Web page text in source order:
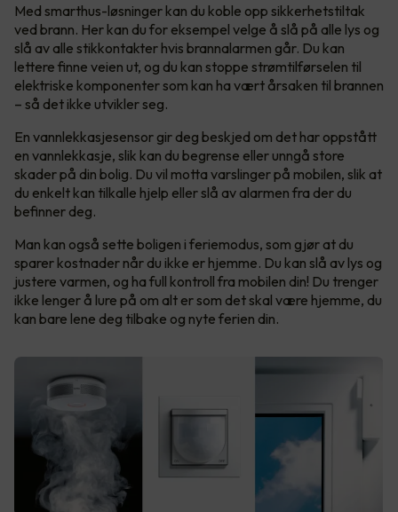
Med smarthus-løsninger kan du koble opp sikkerhetstiltak
ved brann. Her kan du for eksempel velge å slå på alle lys og
slå av alle stikkontakter hvis brannalarmen går. Du kan
lettere finne veien ut, og du kan stoppe strømtilførselen til
elektriske komponenter som kan ha vært årsaken til brannen
– så det ikke utvikler seg.
En vannlekkasjesensor gir deg beskjed om det har oppstått
en vannlekkasje, slik kan du begrense eller unngå store
skader på din bolig. Du vil motta varslinger på mobilen, slik at
du enkelt kan tilkalle hjelp eller slå av alarmen fra der du
befinner deg.
Man kan også sette boligen i feriemodus, som gjør at du
sparer kostnader når du ikke er hjemme. Du kan slå av lys og
justere varmen, og ha full kontroll fra mobilen din! Du trenger
ikke lenger å lure på om alt er som det skal være hjemme, du
kan bare lene deg tilbake og nyte ferien din.